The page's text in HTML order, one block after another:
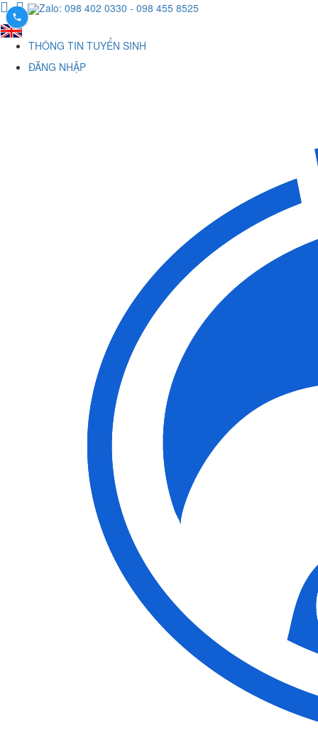
Zalo: 098 402 0330 - 098 455 8525
THÔNG TIN TUYỂN SINH
ĐĂNG NHẬP